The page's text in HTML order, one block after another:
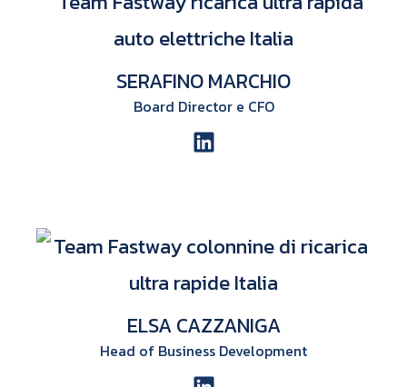
SERAFINO MARCHIO
Board Director e CFO
ELSA CAZZANIGA
Head of Business Development